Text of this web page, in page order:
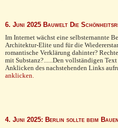
6. Juni 2025 Bauwelt Die
Im Internet wächst eine selbsternannte
Architektur-Elite und für die
romantische Verklärung dahinter?
mit Substanz?......Den vollständigen
Anklicken des nachstehenden Links
anklicken.
4. Juni 2025: Berlin sollte beim